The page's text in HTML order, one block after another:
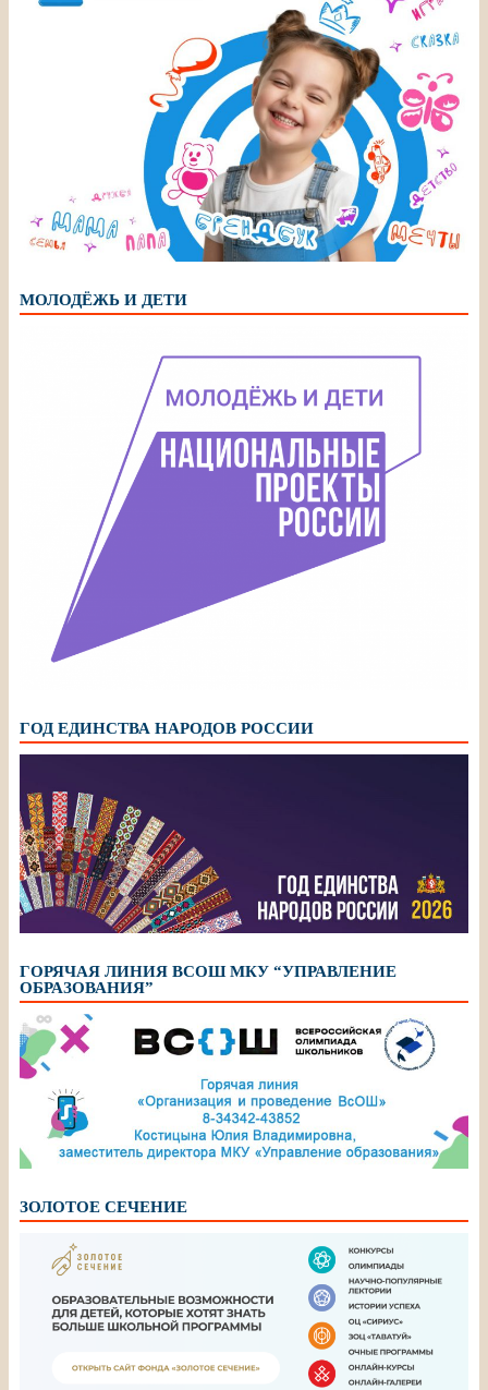
МОЛОДЁЖЬ И ДЕТИ
ГОД ЕДИНСТВА НАРОДОВ РОССИИ
ГОРЯЧАЯ ЛИНИЯ ВСОШ МКУ “УПРАВЛЕНИЕ
ОБРАЗОВАНИЯ”
ЗОЛОТОЕ СЕЧЕНИЕ